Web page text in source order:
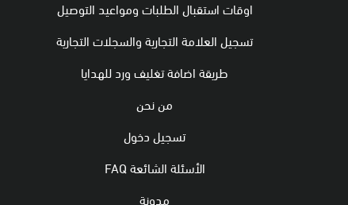
اوقات استقبال الطلبات ومواعيد التوصيل
تسجيل العلامة التجارية والسجلات التجارية
طريقة اضافة تغليف ورد للهدايا
من نحن
تسجيل دخول
الأسئلة الشائعة FAQ
مدونة